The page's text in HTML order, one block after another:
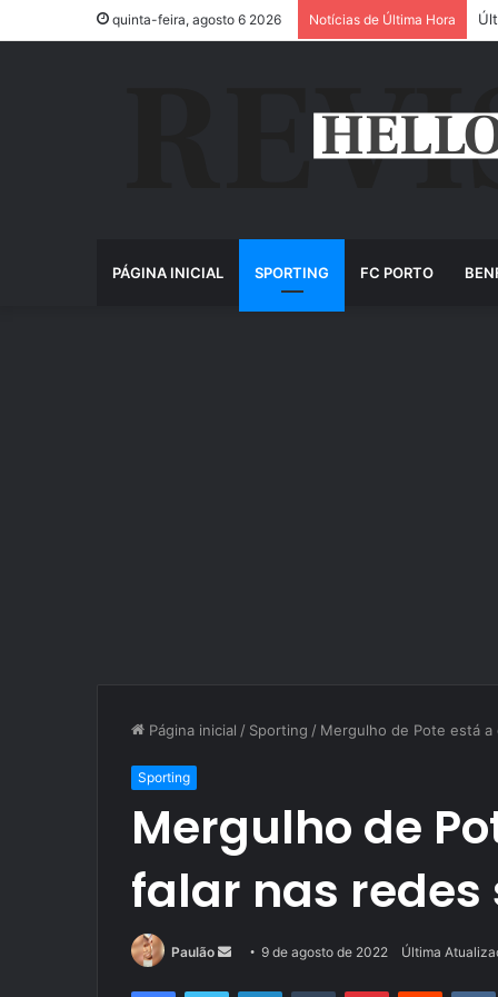
quinta-feira, agosto 6 2026 Notícias de Última Hora
PÁGINA INICIAL SPORTING FC PORTO
Página inicial / Sporting / Mergulho de Pote está a
Sporting
Mergulho de
falar nas redes
Paulão
Mande9 de agosto de 2022 Última
FacebookTwitter LinkedinTumblr PinterestReddit